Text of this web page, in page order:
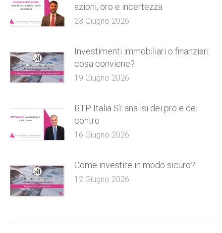
azioni, oro e incertezza
23 Giugno 2026
Investimenti immobiliari o finanziari:
cosa conviene?
19 Giugno 2026
BTP Italia Sì: analisi dei pro e dei
contro
16 Giugno 2026
Come investire in modo sicuro?
12 Giugno 2026